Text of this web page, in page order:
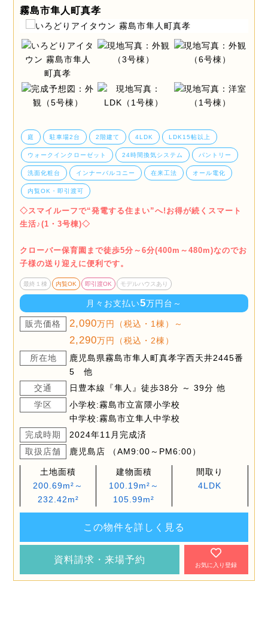
霧島市隼人町真孝
庭 駐車場2台 2階建て 4LDK LDK15帖以上
ウォークインクローゼット 24時間換気システム パントリー
洗面化粧台 インナーバルコニー 在来工法 オール電化
内覧OK・即引渡可
◇スマイルーフで“発電する住まい”へ!お得が続くスマート
生活♪(1・3号棟)◇
クローバー保育園まで徒歩5分～6分(400m～480m)なのでお
子様の送り迎えに便利です。
最終１棟 内覧OK 即引渡OK モデルハウスあり
月々お支払い5万円台～
販売価格 2,090万円（税込・1棟）～
2,290万円（税込・2棟）
所在地
鹿児島県霧島市隼人町真孝字西天井2445番
5 他
交通
日豊本線『隼人』徒歩38分 ～ 39分 他
学区
小学校:霧島市立富隈小学校
中学校:霧島市立隼人中学校
完成時期
2024年11月完成済
取扱店舗
鹿児島店 （AM9:00～PM6:00）
土地面積
200.69m²～
232.42m²
建物面積
100.19m²～
105.99m²
間取り
4LDK
この物件を詳しく見る
資料請求・来場予約
お気に入り登録